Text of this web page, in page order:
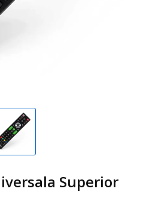
Superior